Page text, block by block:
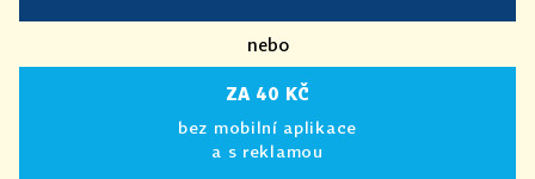
nebo
ZA 40 KČ
bez mobilní aplikace
a s reklamou